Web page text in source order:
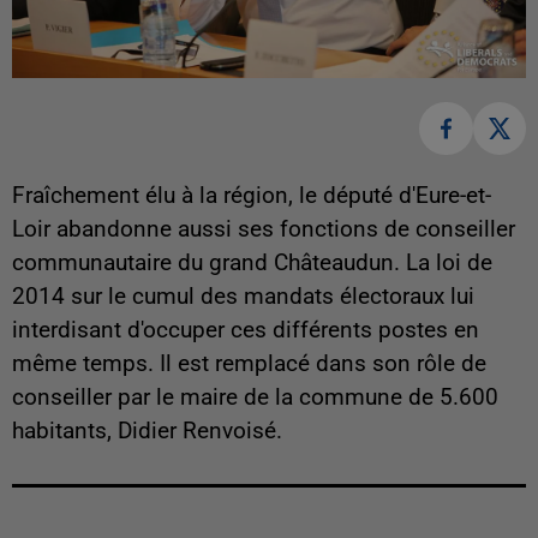
Fraîchement élu à la région, le député d'Eure-et-
Loir abandonne aussi ses fonctions de conseiller
communautaire du grand Châteaudun. La loi de
2014 sur le cumul des mandats électoraux lui
interdisant d'occuper ces différents postes en
même temps. Il est remplacé dans son rôle de
conseiller par le maire de la commune de 5.600
habitants, Didier Renvoisé.